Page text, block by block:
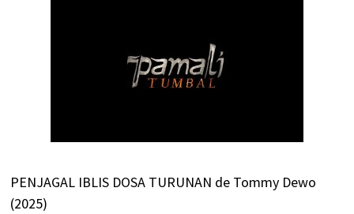
PENJAGAL IBLIS DOSA TURUNAN de Tommy Dewo
(2025)